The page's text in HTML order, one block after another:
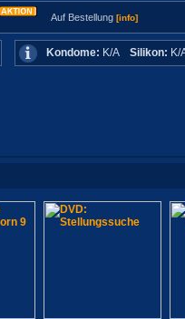
Auf Bestellung [info]
Kondome: K/A Silikon: